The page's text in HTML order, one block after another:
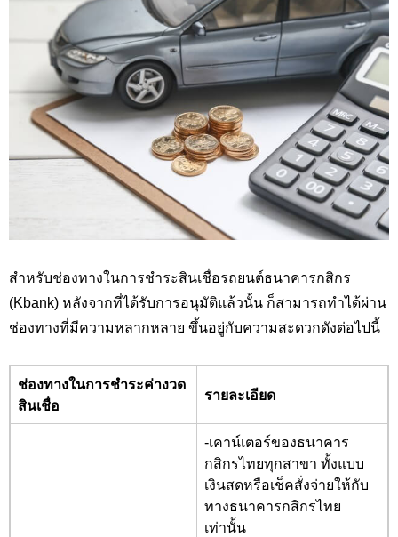
สำหรับช่องทางในการชำระสินเชื่อรถยนต์ธนาคารกสิกร
(Kbank) หลังจากที่ได้รับการอนุมัติแล้วนั้น ก็สามารถทำได้ผ่าน
ช่องทางที่มีความหลากหลาย ขึ้นอยู่กับความสะดวกดังต่อไปนี้
ช่องทางในการชำระค่างวด
สินเชื่อ
รายละเอียด
-เคาน์เตอร์ของธนาคาร
กสิกรไทยทุกสาขา ทั้งแบบ
เงินสดหรือเช็คสั่งจ่ายให้กับ
ทางธนาคารกสิกรไทย
เท่านั้น